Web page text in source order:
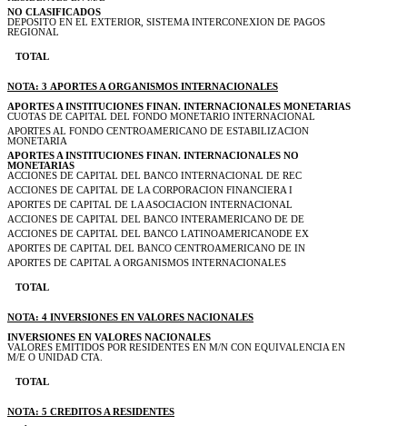
NO CLASIFICADOS
DEPOSITO EN EL EXTERIOR, SISTEMA INTERCONEXION DE PAGOS
REGIONAL
TOTAL
NOTA: 3 APORTES A ORGANISMOS INTERNACIONALES
APORTES A INSTITUCIONES FINAN. INTERNACIONALES MONETARIAS
CUOTAS DE CAPITAL DEL FONDO MONETARIO INTERNACIONAL
APORTES AL FONDO CENTROAMERICANO DE ESTABILIZACION
MONETARIA
APORTES A INSTITUCIONES FINAN. INTERNACIONALES NO
MONETARIAS
ACCIONES DE CAPITAL DEL BANCO INTERNACIONAL DE REC
ACCIONES DE CAPITAL DE LA CORPORACION FINANCIERA I
APORTES DE CAPITAL DE LA ASOCIACION INTERNACIONAL
ACCIONES DE CAPITAL DEL BANCO INTERAMERICANO DE DE
ACCIONES DE CAPITAL DEL BANCO LATINOAMERICANODE EX
APORTES DE CAPITAL DEL BANCO CENTROAMERICANO DE IN
APORTES DE CAPITAL A ORGANISMOS INTERNACIONALES
TOTAL
NOTA: 4 INVERSIONES EN VALORES NACIONALES
INVERSIONES EN VALORES NACIONALES
VALORES EMITIDOS POR RESIDENTES EN M/N CON EQUIVALENCIA EN
M/E O UNIDAD CTA.
TOTAL
NOTA: 5 CREDITOS A RESIDENTES